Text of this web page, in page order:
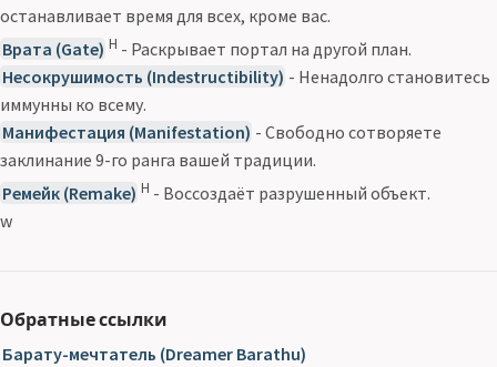
останавливает время для всех, кроме вас.
Врата (Gate) Н - Раскрывает портал на другой план.
Несокрушимость (Indestructibility) - Ненадолго становитесь
иммунны ко всему.
Манифестация (Manifestation) - Свободно сотворяете
заклинание 9-го ранга вашей традиции.
Ремейк (Remake) Н - Воссоздаёт разрушенный объект.
w
Обратные ссылки
Барату-мечтатель (Dreamer Barathu)